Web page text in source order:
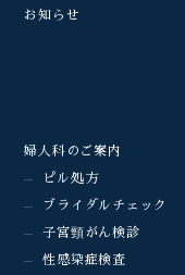
お知らせ
婦人科のご案内
ピル処方
ブライダルチェック
子宮頸がん検診
性感染症検査